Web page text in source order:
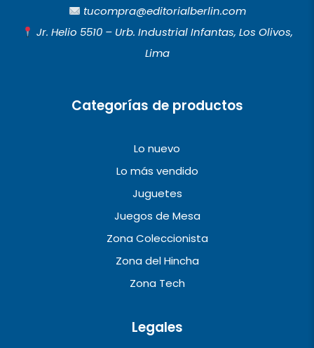
b
o
o
a
g
r
a
u
b
e
tucompra@editorialberlin.com
Jr. Helio 5510 – Urb. Industrial Infantas, Los Olivos,
Lima
Categorías de productos
Lo nuevo
Lo más vendido
Juguetes
Juegos de Mesa
Zona Coleccionista
Zona del Hincha
Zona Tech
Legales